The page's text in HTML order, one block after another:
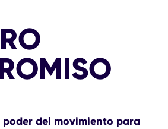
poder del movimiento para